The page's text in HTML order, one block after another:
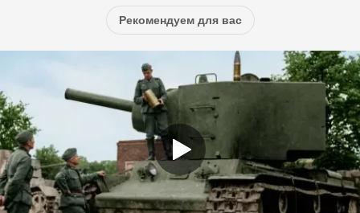
Рекомендуем для вас